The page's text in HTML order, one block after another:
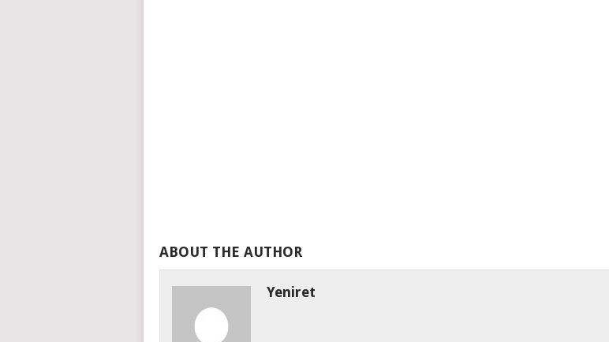
ABOUT THE AUTHOR
Yeniret